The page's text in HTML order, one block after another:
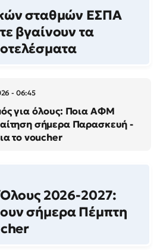
σταθμών ΕΣΠΑ
βγαίνουν τα
- 06:45
για όλους: Ποια ΑΦΜ
σήμερα Παρασκευή -
το voucher
2026-2027:
σήμερα Πέμπτη